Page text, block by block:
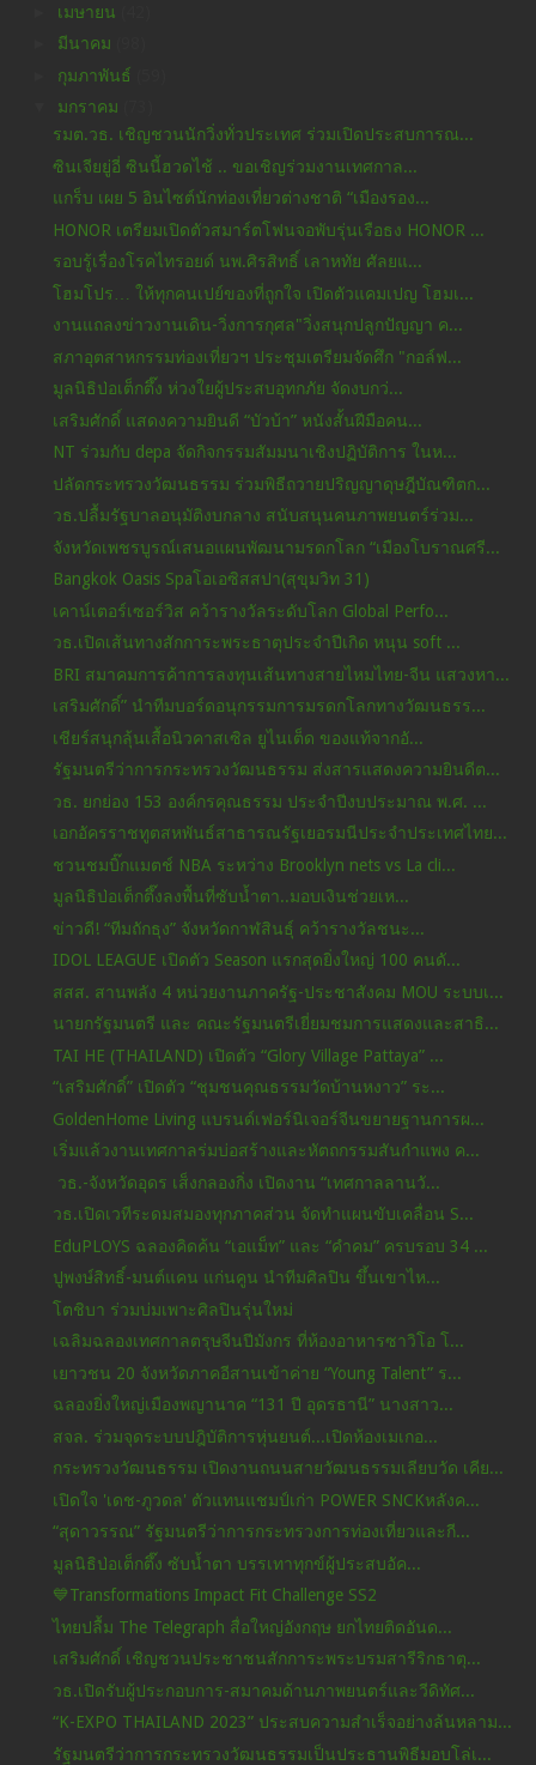
เมษายน
มีนาคม
กุมภาพันธ์
มกราคม
รมต.วธ. เชิญชวนนักวิ่งทั่วประเทศ ร่วมเปิดประสบการณ...
ซินเจียยู่อี่ ซินนี้ฮวดไช้ .. ขอเชิญร่วมงานเทศกาล...
แกร็บ เผย 5 อินไซต์นักท่องเที่ยวต่างชาติ “เมืองรอง...
HONOR เตรียมเปิดตัวสมาร์ตโฟนจอพับรุ่นเรือธง HONOR ...
รอบรู้เรื่องโรคไทรอยด์ นพ.ศิรสิทธิ์ เลาหทัย ศัลยแ...
โฮมโปร… ให้ทุกคนเปย์ของที่ถูกใจ เปิดตัวแคมเปญ โฮมเ...
งานแถลงข่าวงานเดิน-วิ่งการกุศล"วิ่งสนุกปลูกปัญญา ค...
สภาอุตสาหกรรมท่องเที่ยวฯ ประชุมเตรียมจัดศึก "กอล์ฟ...
มูลนิธิป่อเต็กตึ๊ง ห่วงใยผู้ประสบอุทกภัย จัดงบกว่...
เสริมศักดิ์ แสดงความยินดี “บัวบ้า” หนังสั้นฝีมือคน...
NT ร่วมกับ depa จัดกิจกรรมสัมมนาเชิงปฏิบัติการ ในห...
ปลัดกระทรวงวัฒนธรรม ร่วมพิธีถวายปริญญาดุษฎีบัณฑิตก...
วธ.ปลื้มรัฐบาลอนุมัติงบกลาง สนับสนุนคนภาพยนตร์ร่วม...
จังหวัดเพชรบูรณ์เสนอแผนพัฒนามรดกโลก “เมืองโบราณศรี...
Bangkok Oasis Spaโอเอซิสสปา(สุขุมวิท 31)
เคาน์เตอร์เซอร์วิส คว้ารางวัลระดับโลก Global Perfo...
วธ.เปิดเส้นทางสักการะพระธาตุประจำปีเกิด หนุน soft ...
BRI สมาคมการค้าการลงทุนเส้นทางสายไหมไทย-จีน แสวงหา...
เสริมศักดิ์” นำทีมบอร์ดอนุกรรมการมรดกโลกทางวัฒนธรร...
เชียร์สนุกลุ้นเสื้อนิวคาสเซิล ยูไนเต็ด ของแท้จากอั...
รัฐมนตรีว่าการกระทรวงวัฒนธรรม ส่งสารแสดงความยินดีต...
วธ. ยกย่อง 153 องค์กรคุณธรรม ประจำปีงบประมาณ พ.ศ. ...
เอกอัครราชทูตสหพันธ์สาธารณรัฐเยอรมนีประจำประเทศไทย...
ชวนชมบิ๊กแมตช์ NBA ระหว่าง Brooklyn nets vs La cli...
มูลนิธิป่อเต็กตึ๊งลงพื้นที่ซับน้ำตา..มอบเงินช่วยเห...
ข่าวดี! “ทีมถักธุง” จังหวัดกาฬสินธุ์ คว้ารางวัลชนะ...
IDOL LEAGUE เปิดตัว Season แรกสุดยิ่งใหญ่ 100 คนดั...
สสส. สานพลัง 4 หน่วยงานภาครัฐ-ประชาสังคม MOU ระบบเ...
นายกรัฐมนตรี และ คณะรัฐมนตรีเยี่ยมชมการแสดงและสาธิ...
TAI HE (THAILAND) เปิดตัว “Glory Village Pattaya” ...
“เสริมศักดิ์” เปิดตัว “ชุมชนคุณธรรมวัดบ้านหงาว” ระ...
GoldenHome Living แบรนด์เฟอร์นิเจอร์จีนขยายฐานการผ...
เริ่มแล้วงานเทศกาลร่มบ่อสร้างและหัตถกรรมสันกำแพง ค...
วธ.-จังหวัดอุดร เส็งกลองกิ่ง เปิดงาน “เทศกาลลานวั...
วธ.เปิดเวทีระดมสมองทุกภาคส่วน จัดทำแผนขับเคลื่อน S...
EduPLOYS ฉลองคิดค้น “เอแม็ท” และ “คำคม” ครบรอบ 34 ...
ปูพงษ์สิทธิ์-มนต์แคน แก่นคูน นำทีมศิลปิน ขึ้นเขาไห...
โตชิบา ร่วมบ่มเพาะศิลปินรุ่นใหม่
เฉลิมฉลองเทศกาลตรุษจีนปีมังกร ที่ห้องอาหารซาวิโอ โ...
เยาวชน 20 จังหวัดภาคอีสานเข้าค่าย “Young Talent” ร...
ฉลองยิ่งใหญ่เมืองพญานาค “131 ปี อุดรธานี” นางสาว...
สจล. ร่วมจุดระบบปฎิบัติการหุ่นยนต์...เปิดห้องเมเกอ...
กระทรวงวัฒนธรรม เปิดงานถนนสายวัฒนธรรมเลียบวัด เคีย...
เปิดใจ 'เดช-ภูวดล' ตัวแทนแชมป์เก่า POWER SNCKหลังค...
“สุดาวรรณ” รัฐมนตรีว่าการกระทรวงการท่องเที่ยวและกี...
มูลนิธิป่อเต็กตึ๊ง ซับน้ำตา บรรเทาทุกข์ผู้ประสบอัค...
💙Transformations Impact Fit Challenge SS2
ไทยปลื้ม The Telegraph สื่อใหญ่อังกฤษ ยกไทยติดอันด...
เสริมศักดิ์ เชิญชวนประชาชนสักการะพระบรมสารีริกธาตุ...
วธ.เปิดรับผู้ประกอบการ-สมาคมด้านภาพยนตร์และวีดิทัศ...
“K-EXPO THAILAND 2023” ประสบความสำเร็จอย่างล้นหลาม...
รัฐมนตรีว่าการกระทรวงวัฒนธรรมเป็นประธานพิธีมอบโล่เ...